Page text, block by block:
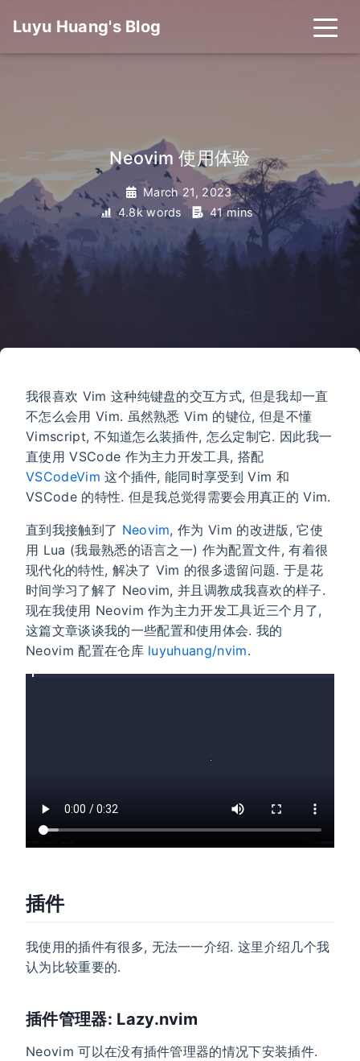
Luyu Huang's Blog
Neovim 使用体验
March 21, 2023
4.8k words
41 mins
我很喜欢 Vim 这种纯键盘的交互方式, 但是我却一直
不怎么会用 Vim. 虽然熟悉 Vim 的键位, 但是不懂
Vimscript, 不知道怎么装插件, 怎么定制它. 因此我一
直使用 VSCode 作为主力开发工具, 搭配
VSCodeVim 这个插件, 能同时享受到 Vim 和
VSCode 的特性. 但是我总觉得需要会用真正的 Vim.
直到我接触到了 Neovim, 作为 Vim 的改进版, 它使
用 Lua (我最熟悉的语言之一) 作为配置文件, 有着很
现代化的特性, 解决了 Vim 的很多遗留问题. 于是花
时间学习了解了 Neovim, 并且调教成我喜欢的样子.
现在我使用 Neovim 作为主力开发工具近三个月了,
这篇文章谈谈我的一些配置和使用体会. 我的
Neovim 配置在仓库 luyuhuang/nvim.
插件
我使用的插件有很多, 无法一一介绍. 这里介绍几个我
认为比较重要的.
插件管理器: Lazy.nvim
Neovim 可以在没有插件管理器的情况下安装插件.